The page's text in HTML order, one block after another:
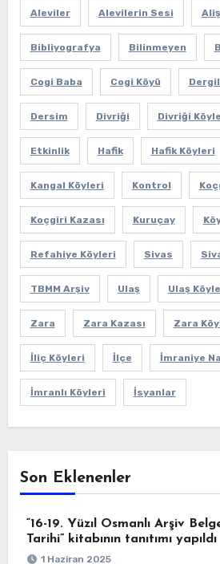
Aleviler Alevilerin Sesi
Bibliyografya Bilinmeyen
Cogi Baba Cogi Köyü
Dersim Divriği Divriği
Etkinlik Hafik Hafik Köyleri
Kangal Köyleri Kontrol
Koçgiri Kazası Kuruçay
Refahiye Köyleri Sivas
TBMM Arşiv Ulaş Ulaş
Zara Zara Kazası Zara
İliç Köyleri İlçe İmraniye
İmranlı Köyleri İsyanlar
Son Eklenenler
“16-19. Yüzıl Osmanlı Arşiv
Tarihi” kitabının tanıtımı yapıldı
1 Haziran 2025